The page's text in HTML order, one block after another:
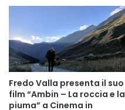
Fredo Valla presenta il suo
film “Ambin – La roccia e la
piuma” a Cinema in